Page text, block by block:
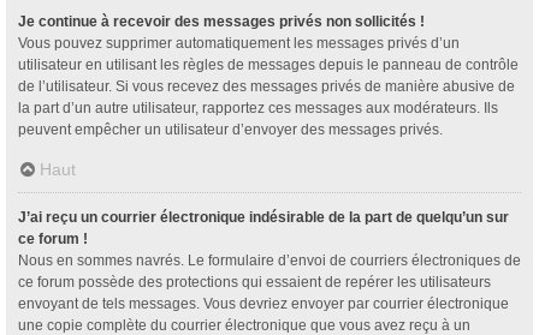
Je continue à recevoir des messages privés non sollicités !
Vous pouvez supprimer automatiquement les messages privés d’un
utilisateur en utilisant les règles de messages depuis le panneau de contrôle
de l’utilisateur. Si vous recevez des messages privés de manière abusive de
la part d’un autre utilisateur, rapportez ces messages aux modérateurs. Ils
peuvent empêcher un utilisateur d’envoyer des messages privés.
Haut
J’ai reçu un courrier électronique indésirable de la part de quelqu’un sur
ce forum !
Nous en sommes navrés. Le formulaire d’envoi de courriers électroniques de
ce forum possède des protections qui essaient de repérer les utilisateurs
envoyant de tels messages. Vous devriez envoyer par courrier électronique
une copie complète du courrier électronique que vous avez reçu à un